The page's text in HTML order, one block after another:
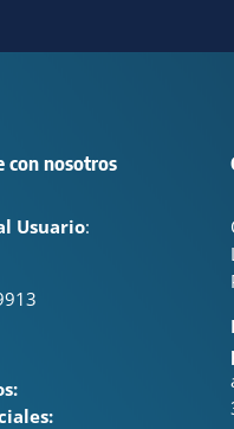
con nosotros
Usuario: